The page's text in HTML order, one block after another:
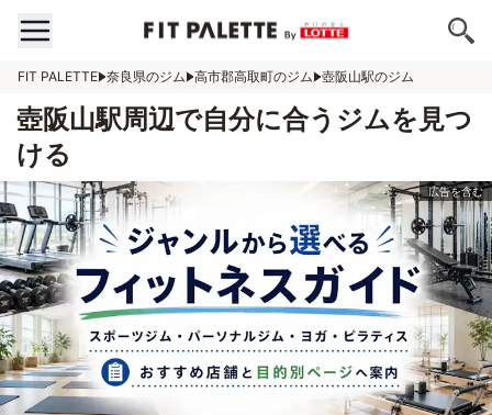
FIT PALETTE 奈良県のジム 高市郡高取町のジム 壺阪山駅のジム
壺阪山駅周辺で自分に合うジムを見つ
ける